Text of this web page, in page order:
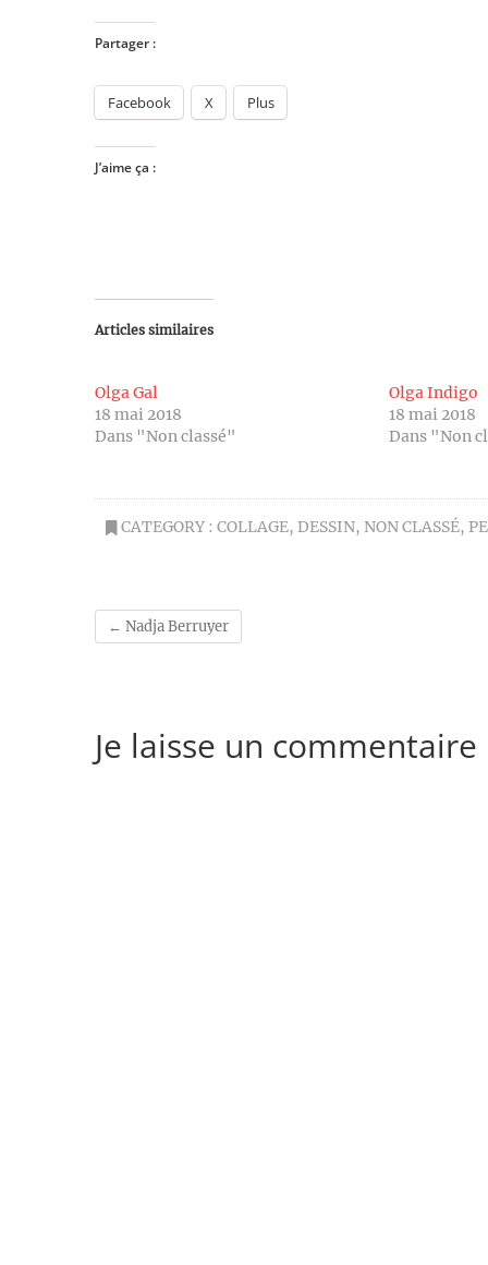
Partager :
Facebook X Plus
J’aime ça :
Articles similaires
Olga Gal
18 mai 2018
Dans "Non classé"
Olga Indigo
18 mai 2018
Dans "Non
CATEGORY : COLLAGE, DESSIN, NON CLASSÉ,
← Nadja Berruyer
Je laisse un commentaire